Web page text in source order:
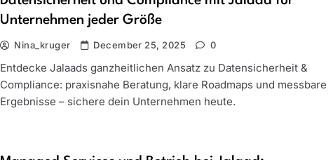
Unternehmen jeder Größe
Nina_kruger December 25, 2025 0
Entdecke Jalaads ganzheitlichen Ansatz zu Datensicherheit &
Compliance: praxisnahe Beratung, klare Roadmaps und messbare
Ergebnisse – sichere dein Unternehmen heute.